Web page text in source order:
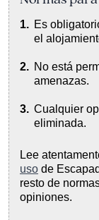
Es
el
No está
amenazas.
Cualquier
eliminada.
Lee
uso de
resto de
opiniones.